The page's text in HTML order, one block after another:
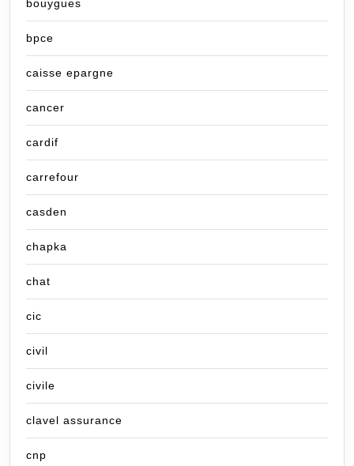
bouygues
bpce
caisse epargne
cancer
cardif
carrefour
casden
chapka
chat
cic
civil
civile
clavel assurance
cnp